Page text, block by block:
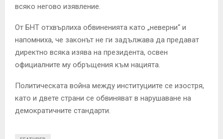
всяко негово изявление.
От БНТ отхвърлиха обвиненията като „неверни“ и
напомниха, че законът не ги задължава да предават
директно всяка изява на президента, освен
официалните му обръщения към нацията.
Политическата война между институциите се изостря,
като и двете страни се обвиняват в нарушаване на
демократичните стандарти.